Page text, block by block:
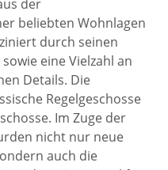
der
beliebten Wohnlagen
durch seinen
eine Vielzahl an
Details. Die
Regelgeschosse
Im Zuge der
nicht nur neue
auch die